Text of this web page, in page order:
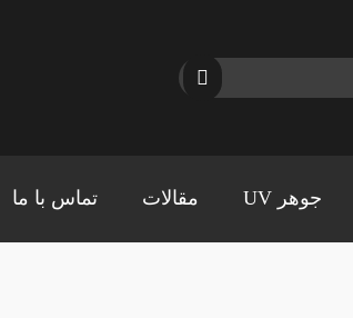
جوهر UV مقالات تماس با ما